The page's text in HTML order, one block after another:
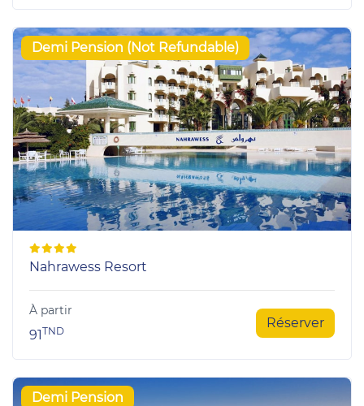
Demi Pension (Not Refundable)
Nahrawess Resort
À partir
91TND Réserver
Demi Pension